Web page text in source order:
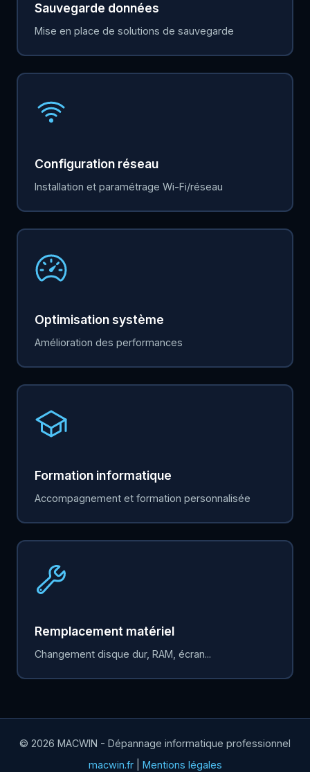
Sauvegarde données
Mise en place de solutions de sauvegarde
Configuration réseau
Installation et paramétrage Wi-Fi/réseau
Optimisation système
Amélioration des performances
Formation informatique
Accompagnement et formation personnalisée
Remplacement matériel
Changement disque dur, RAM, écran...
© 2026 MACWIN - Dépannage informatique professionnel
macwin.fr| Mentions légales